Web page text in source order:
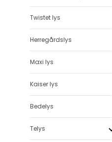
Twistet lys
Herregårdslys
Maxi lys
Kaiser lys
Bedelys
Telys